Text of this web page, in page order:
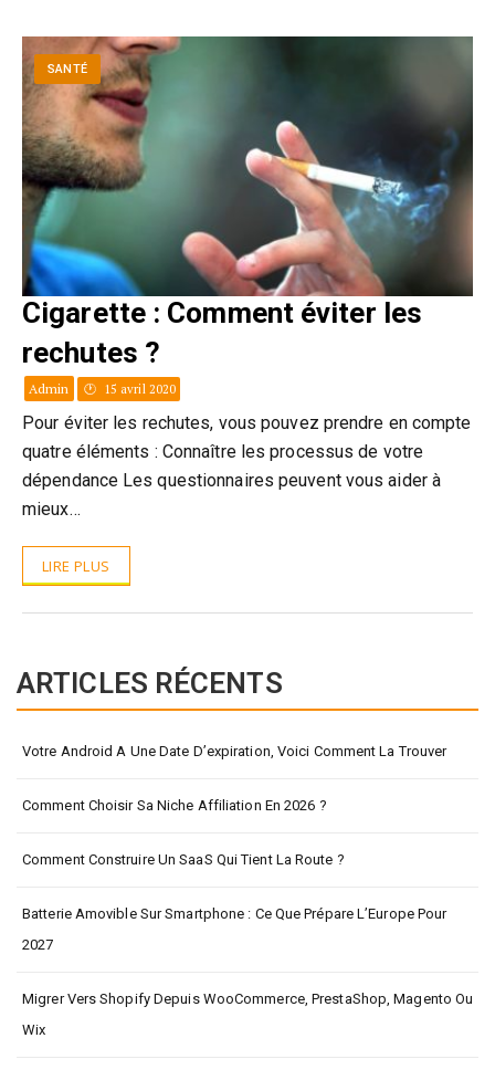
SANTÉ
Cigarette : Comment éviter les
rechutes ?
Admin 15 avril 2020
Pour éviter les rechutes, vous pouvez prendre en compte
quatre éléments : Connaître les processus de votre
dépendance Les questionnaires peuvent vous aider à
mieux…
LIRE PLUS
ARTICLES RÉCENTS
Votre Android A Une Date D’expiration, Voici Comment La Trouver
Comment Choisir Sa Niche Affiliation En 2026 ?
Comment Construire Un SaaS Qui Tient La Route ?
Batterie Amovible Sur Smartphone : Ce Que Prépare L’Europe Pour
2027
Migrer Vers Shopify Depuis WooCommerce, PrestaShop, Magento Ou
Wix